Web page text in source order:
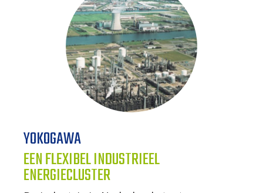
YOKOGAWA
EEN FLEXIBEL INDUSTRIEEL
ENERGIECLUSTER